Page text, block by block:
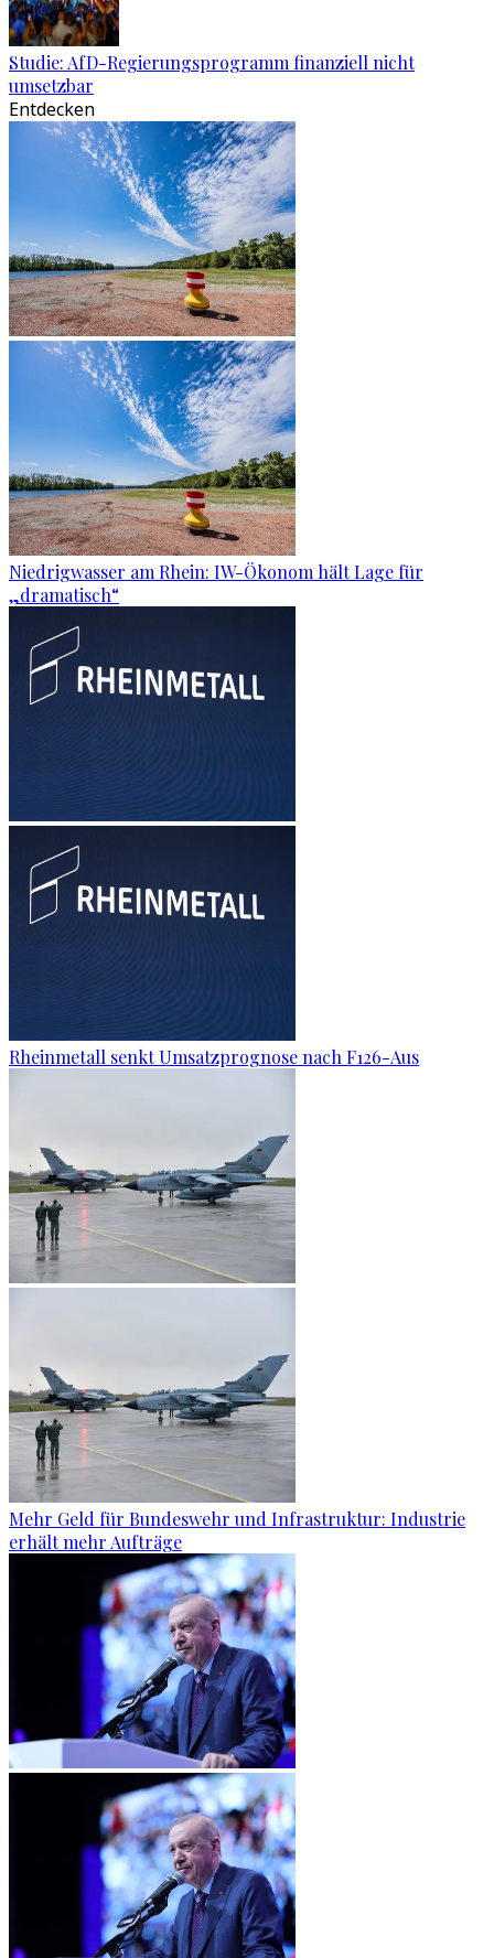
Studie: AfD-Regierungsprogramm finanziell nicht
umsetzbar
Entdecken
Niedrigwasser am Rhein: IW-Ökonom hält Lage für
„dramatisch“
Rheinmetall senkt Umsatzprognose nach F126-Aus
Mehr Geld für Bundeswehr und Infrastruktur: Industrie
erhält mehr Aufträge